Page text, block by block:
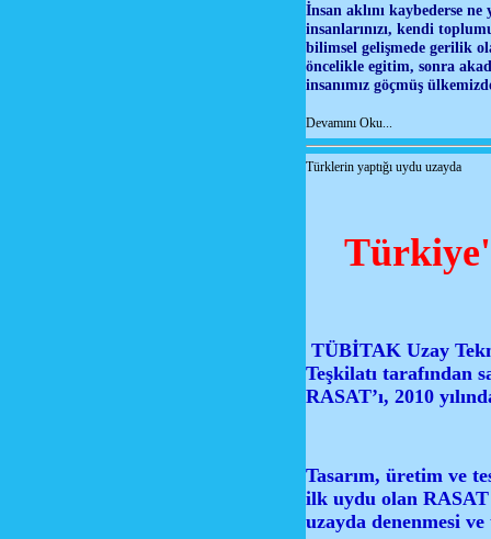
İnsan aklını kaybederse
insanlarınızı, kendi
bilimsel gelişmede gerilik
öncelikle egitim, sonra
insanımız göçmüş
Devamını Oku...
Türklerin yaptığı uydu uzayda
TÜBİTAK Uzay
Teşkilatı tarafından
RASAT’ı, 2010
Tasarım, üretim ve
ilk uydu olan
uzayda denenmesi